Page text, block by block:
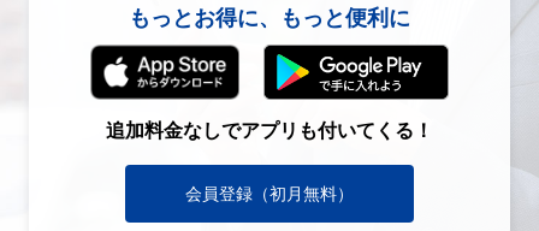
もっとお得に、もっと便利に
追加料金なしでアプリも付いてくる！
会員登録（初月無料）